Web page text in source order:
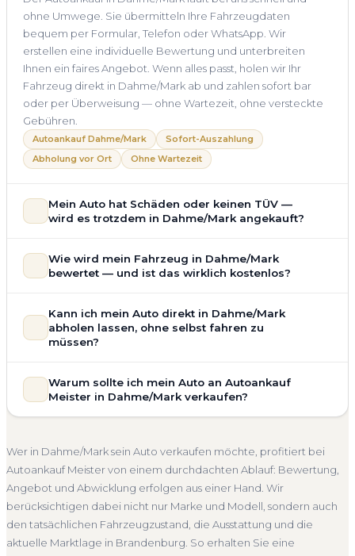
ohne Umwege. Sie übermitteln Ihre Fahrzeugdaten
bequem per Formular, Telefon oder WhatsApp. Wir
erstellen eine individuelle Bewertung und unterbreiten
Ihnen ein faires Angebot. Wenn alles passt, holen wir Ihr
Fahrzeug direkt in Dahme/Mark ab und zahlen sofort bar
oder per Überweisung — ohne Wartezeit, ohne versteckte
Gebühren.
Autoankauf Dahme/Mark
Sofort-Auszahlung
Abholung vor Ort
Ohne Wartezeit
Mein Auto hat Schäden oder keinen TÜV —
wird es trotzdem in Dahme/Mark angekauft?
Motorschaden, Getriebeschaden, abgelaufenem TÜV oder
allgemeinem Reparaturbedarf direkt in Dahme/Mark an.
Bewertung ein. Anders als Online-Rechner berücksichtigen
wir den realen Zustand und die aktuelle Nachfrage für eine
Getriebeschaden
Faire Bewertung
Wie wird mein Fahrzeug in Dahme/Mark
bewertet — und ist das wirklich kostenlos?
Dahme/Mark ist vollständig kostenlos und unverbindlich. Wir
prüfen Marke, Modell, Baujahr, Kilometerstand, Ausstattung,
Einschätzung, die nah am tatsächlichen Verkaufspreis liegt —
speziell für den Markt in Brandenburg.
Unverbindlich
Kann ich mein Auto direkt in Dahme/Mark
abholen lassen, ohne selbst fahren zu
müssen?
Dahme/Mark umfasst die kostenlose Abholung direkt an
Ihrer Adresse — egal ob zu Hause, am Arbeitsplatz oder an
Bezahlung erfolgt direkt bei Übergabe, auf Wunsch
übernehmen wir auch die Abmeldung.
Abholung Dahme/Mark Nicht fahrbereit
Barzahlung
Abmeldung inklusive
Warum sollte ich mein Auto an Autoankauf
Meister in Dahme/Mark verkaufen?
deutschlandweit an — auch in Dahme/Mark und ganz
Brandenburg. Sie erhalten eine kostenlose Bewertung, ein
verbindliches Angebot und auf Wunsch den kompletten
Service von der Abholung bis zur Abmeldung. Über 4.800
zufriedene Kunden sprechen für sich.
Seit 2010 4.800+ Ankäufe Komplettservice
Wer in Dahme/Mark sein Auto verkaufen möchte, profitiert bei
Autoankauf Meister von einem durchdachten Ablauf: Bewertung,
Angebot und Abwicklung erfolgen aus einer Hand. Wir
berücksichtigen dabei nicht nur Marke und Modell, sondern auch
den tatsächlichen Fahrzeugzustand, die Ausstattung und die
aktuelle Marktlage in Brandenburg. So erhalten Sie eine